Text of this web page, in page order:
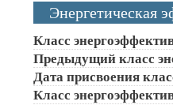
Энергетическая
Класс
Предыдущий класс
Дата присвоения
Класс